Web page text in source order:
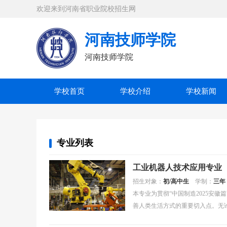
欢迎来到河南省职业院校招生网
河南技师学院
河南技师学院
学校首页 学校介绍 学校新闻
专业列表
工业机器人技术应用专业
招生对象： 初/高中生 学制： 三年
本专业为贯彻“中国制造2025安徽
善人类生活方式的重要切入点。